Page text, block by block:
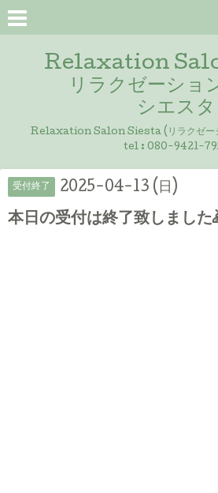
Relaxation
リラクゼーショ
シエスタ
Relaxation Salon Siesta (リラクゼー
tel : 080-9421-
受付終了 2025-04-13 (日)
本日の受付は終了致しました